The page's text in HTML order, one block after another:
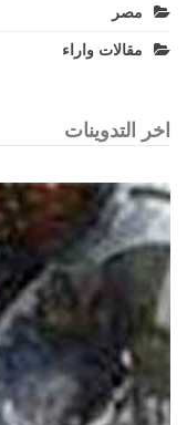
مصر
مقالات واراء
اخر التدوينات